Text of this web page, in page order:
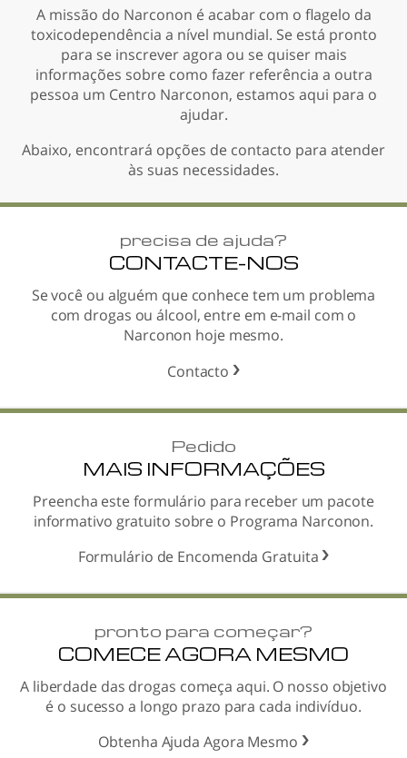
A missão do Narconon é acabar com o flagelo da
toxicodependência a nível mundial. Se está pronto
para se inscrever agora ou se quiser mais
informações sobre como fazer referência a outra
pessoa um Centro Narconon, estamos aqui para o
ajudar.
Abaixo, encontrará opções de contacto para atender
às suas necessidades.
precisa de ajuda?
CONTACTE-NOS
Se você ou alguém que conhece tem um problema
com drogas ou álcool, entre em e-mail com o
Narconon hoje mesmo.
Contacto
Pedido
MAIS INFORMAÇÕES
Preencha este formulário para receber um pacote
informativo gratuito sobre o Programa Narconon.
Formulário de Encomenda Gratuita
pronto para começar?
COMECE AGORA MESMO
A liberdade das drogas começa aqui. O nosso objetivo
é o sucesso a longo prazo para cada indivíduo.
Obtenha Ajuda Agora Mesmo